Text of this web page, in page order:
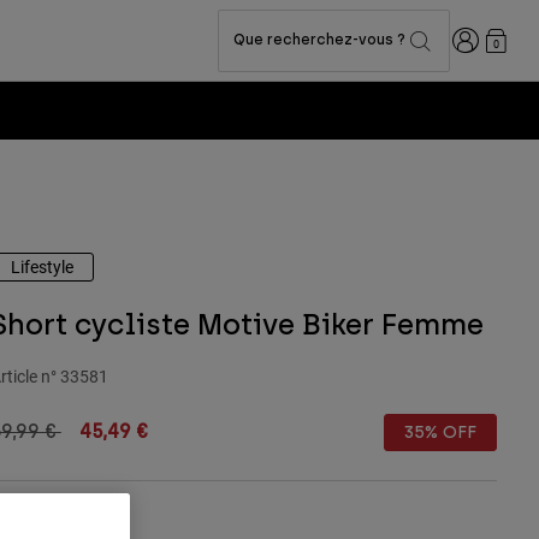
Que recherchez-vous ? Connexion
0
Lifestyle
cycliste Motive Biker Femme
n° 33581
reduced from
€to45,49 € 35% OFF